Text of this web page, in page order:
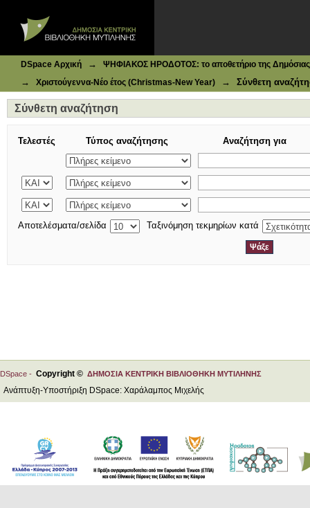
DSpace Αρχική → ΨΗΦΙΑΚΟΣ ΗΡΟΔΟΤΟΣ: το αποθετήριο της Δημόσιας
→ Χριστούγεννα-Νέο έτος (Christmas-New Year) → Σύνθετη
Σύνθετη αναζήτηση
Τελεστές Τύπος αναζήτησης Αναζήτηση για
Αποτελέσματα/σελίδα Ταξινόμηση τεκμηρίων κατά
DSpace - Copyright © ΔΗΜΟΣΙΑ ΚΕΝΤΡΙΚΗ ΒΙΒΛΙΟΘΗΚΗ ΜΥΤΙΛΗΝΗΣ
Ανάπτυξη-Υποστήριξη DSpace: Χαράλαμπος Μιχελής